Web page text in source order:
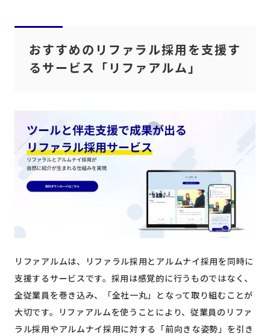
おすすめのリファラル採用を支援す
るサービス「リファアルム」
リファアルムは、リファラル採用とアルムナイ採用を同時に
支援するサービスです。採用は感覚的に行うものではなく、
全従業員を巻き込み、「全社一丸」となって取り組むことが
大切です。リファアルムを使うことにより、従業員のリファ
ラル採用やアルムナイ採用に対する「前向きな姿勢」を引き